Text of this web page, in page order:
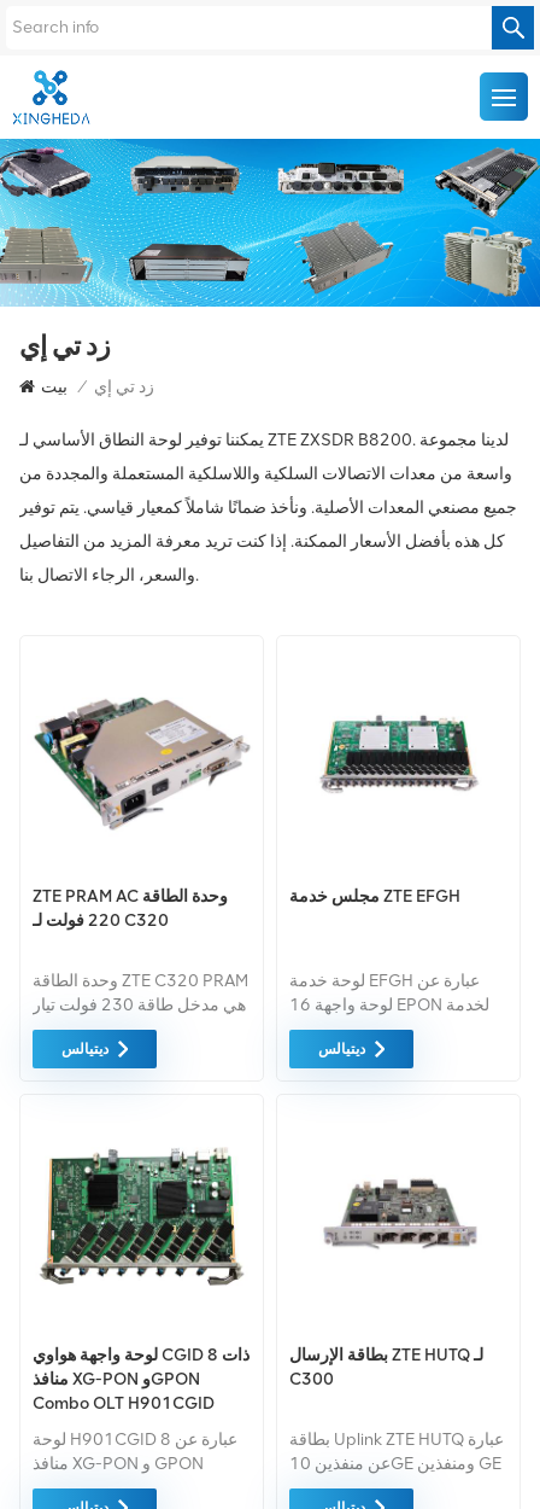
زد تي إي
بيت / زد تي إي
يمكننا توفير لوحة النطاق الأساسي لـ ZTE ZXSDR B8200. لدينا مجموعة
واسعة من معدات الاتصالات السلكية واللاسلكية المستعملة والمجددة من
جميع مصنعي المعدات الأصلية. ونأخذ ضمانًا شاملاً كمعيار قياسي. يتم توفير
كل هذه بأفضل الأسعار الممكنة. إذا كنت تريد معرفة المزيد من التفاصيل
والسعر، الرجاء الاتصال بنا.
ZTE PRAM AC وحدة الطاقة
220 فولت لـ C320
وحدة الطاقة ZTE C320 PRAM
هي مدخل طاقة 230 فولت تيار
متردد، منفذ لـ بطاريات
احتياطية، خرج الطاقة العاصمة
ديتيالس
مجلس خدمة ZTE EFGH
لوحة خدمة EFGH عبارة عن
لوحة واجهة 16 EPON لخدمة
C600 و ZTE ETGH تحتوي
اللوحة على 16 منفذ ضوئي
ديتيالس
لوحة واجهة هواوي CGID ذات 8
منافذ XG-PON وGPON
Combo OLT H901CGID
لوحة هواوي ma5800 مع
CGHF GPHF XSHF XSED
XGHD GPFD
لوحة H901CGID عبارة عن 8
منافذ XG-PON و GPON
Combo OLT واجهة المجلس.
بطاقة الإرسال ZTE HUTQ لـ
C300
بطاقة Uplink ZTE HUTQ عبارة
عن منفذين 10GE ومنفذين GE
للواجهة الضوئية بطاقة إيثرنت